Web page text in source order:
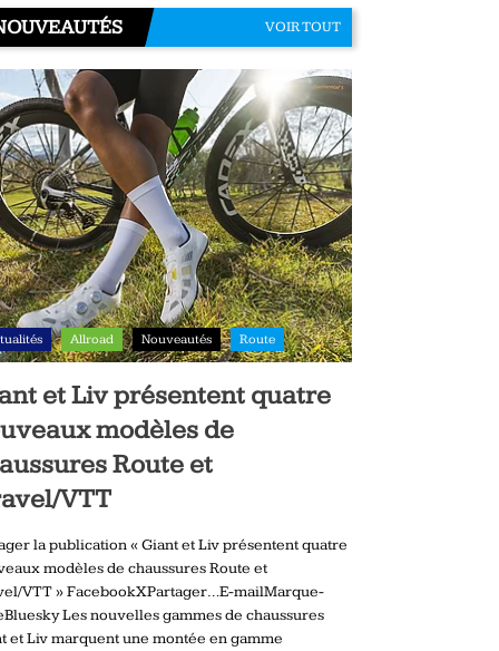
VOIR TOUT
Allroad Nouveautés Route
et Liv présentent quatre
modèles de
Route et
VTT
la publication « Giant et Liv présentent quatre
modèles de chaussures Route et
VTT » FacebookXPartager…E-mailMarque-
Les nouvelles gammes de chaussures
et Liv marquent une montée en gamme